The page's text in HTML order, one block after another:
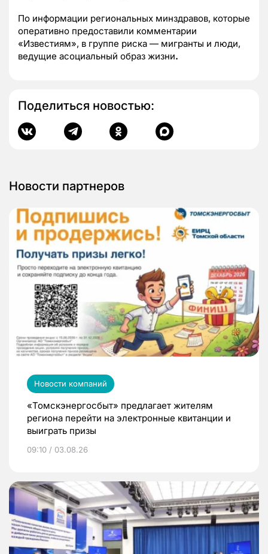
По информации региональных минздравов, которые
оперативно предоставили комментарии
«Известиям», в группе риска — мигранты и люди,
ведущие асоциальный образ жизни.
Поделиться новостью:
Новости партнеров
Новости компаний
«Томскэнергосбыт» предлагает жителям
региона перейти на электронные квитанции и
выиграть призы
09:10 / 03.08.26